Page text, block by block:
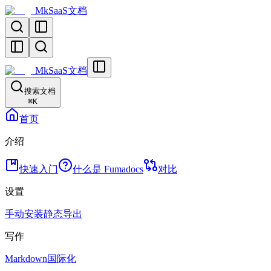
MkSaaS文档
MkSaaS文档
搜索文档
⌘K
首页
介绍
快速入门 什么是 Fumadocs 对比
设置
手动安装静态导出
写作
Markdown国际化